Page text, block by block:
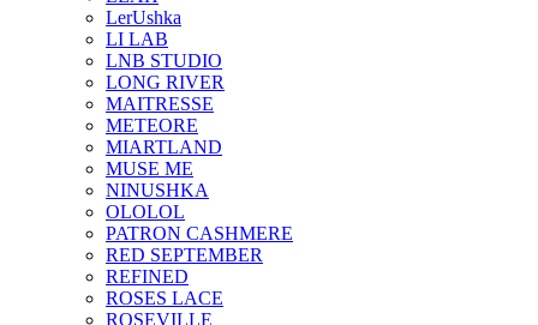
LerUshka
LI LAB
LNB STUDIO
LONG RIVER
MAITRESSE
METEORE
MIARTLAND
MUSE ME
NINUSHKA
OLOLOL
PATRON CASHMERE
RED SEPTEMBER
REFINED
ROSES LACE
ROSEVILLE